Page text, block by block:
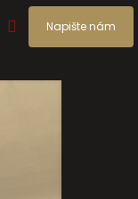
Napište nám